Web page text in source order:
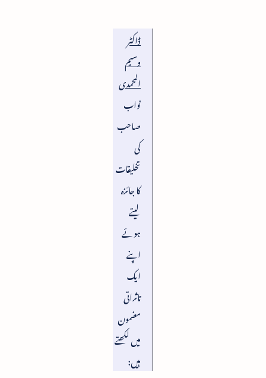
ڈاکٹر
وسیم
المحمدی
نواب
صاحب
کی
تخلیقات
کا جائزہ
لیتے
ہوئے
اپنے
ایک
تاثراتی
مضمون
میں لکھتے
ہیں: